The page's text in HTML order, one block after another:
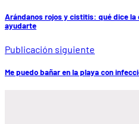
Arándanos rojos y cistitis: qué dice la
ayudarte
Publicación siguiente
Me puedo bañar en la playa con